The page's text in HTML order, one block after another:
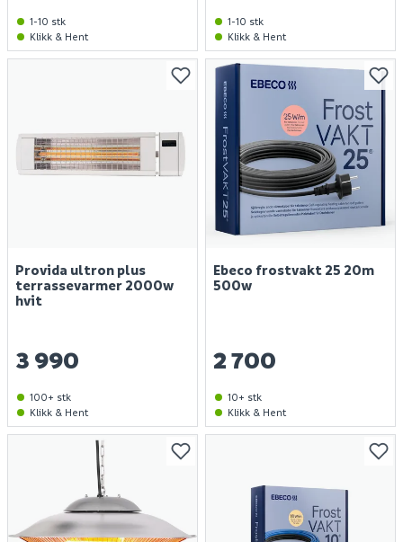
1-10 stk
Klikk & Hent
1-10 stk
Klikk & Hent
Provida ultron plus
terrassevarmer 2000w
hvit
3 990
100+ stk
Klikk & Hent
Ebeco frostvakt 25 20m
500w
2 700
10+ stk
Klikk & Hent